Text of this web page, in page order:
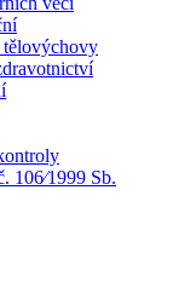
106⁄1999 Sb.